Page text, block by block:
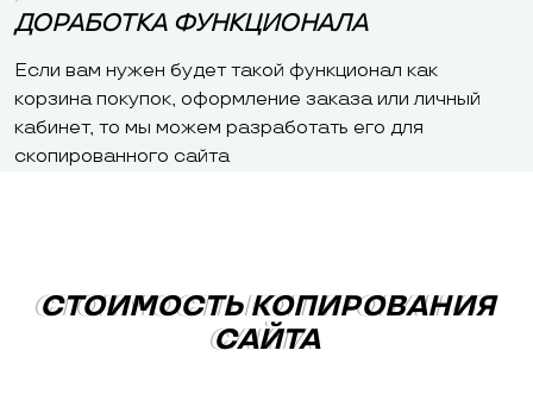
ДОРАБОТКА ФУНКЦИОНАЛА
Если вам нужен будет такой функционал как
корзина покупок, оформление заказа или личный
кабинет, то мы можем разработать его для
скопированного сайта
СТОИМОСТЬ КОПИРОВАНИЯ
САЙТА
СТОИМОСТЬ КОПИРОВАНИЯ
САЙТА